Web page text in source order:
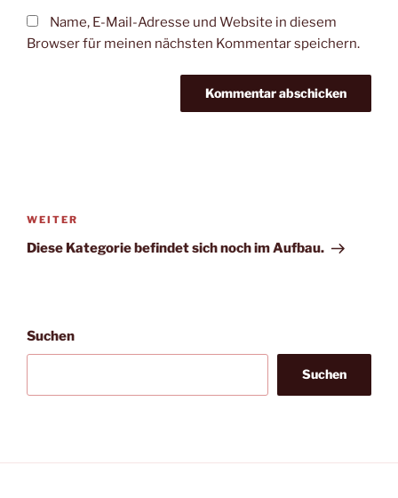
Name, E-Mail-Adresse und Website in diesem
Browser für meinen nächsten Kommentar speichern.
r
n
v
e
Nächster
Beitrag
WEITER
Diese Kategorie befindet sich noch im Aufbau.
Suchen
Suchen